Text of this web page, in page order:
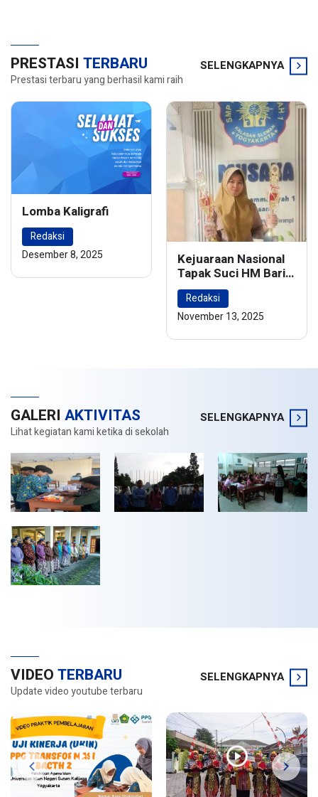
PRESTASI TERBARU
Prestasi terbaru yang berhasil kami raih
SELENGKAPNYA
Lomba Kaligrafi
Redaksi
Desember 8, 2025
Kejuaraan Nasional
Tapak Suci HM Barie
Rsyad Championship
2024
Redaksi
November 13, 2025
GALERI AKTIVITAS
Lihat kegiatan kami ketika di sekolah
SELENGKAPNYA
VIDEOTERBARU
Update video youtube terbaru
SELENGKAPNYA